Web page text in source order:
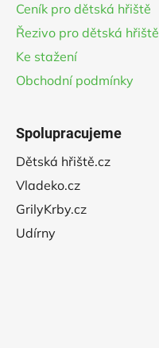
Ceník pro dětská hřiště
Řezivo pro dětská hřiště
Ke stažení
Obchodní podmínky
Spolupracujeme
Dětská hřiště.cz
Vladeko.cz
GrilyKrby.cz
Udírny